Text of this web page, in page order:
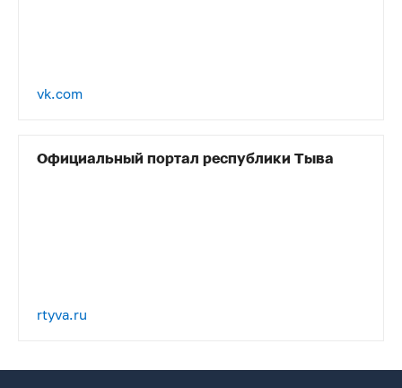
vk.com
Официальный портал республики Тыва
rtyva.ru